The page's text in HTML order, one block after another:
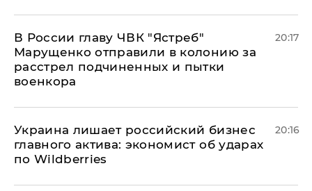
В России главу ЧВК "Ястреб"
Марущенко отправили в колонию за
расстрел подчиненных и пытки
военкора
20:17
​Украина лишает российский бизнес
главного актива: экономист об ударах
по Wildberries
20:16